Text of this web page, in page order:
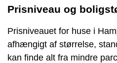
Prisniveau og
Prisniveauet for huse i
afhængigt af størrelse,
kan finde alt fra mindre